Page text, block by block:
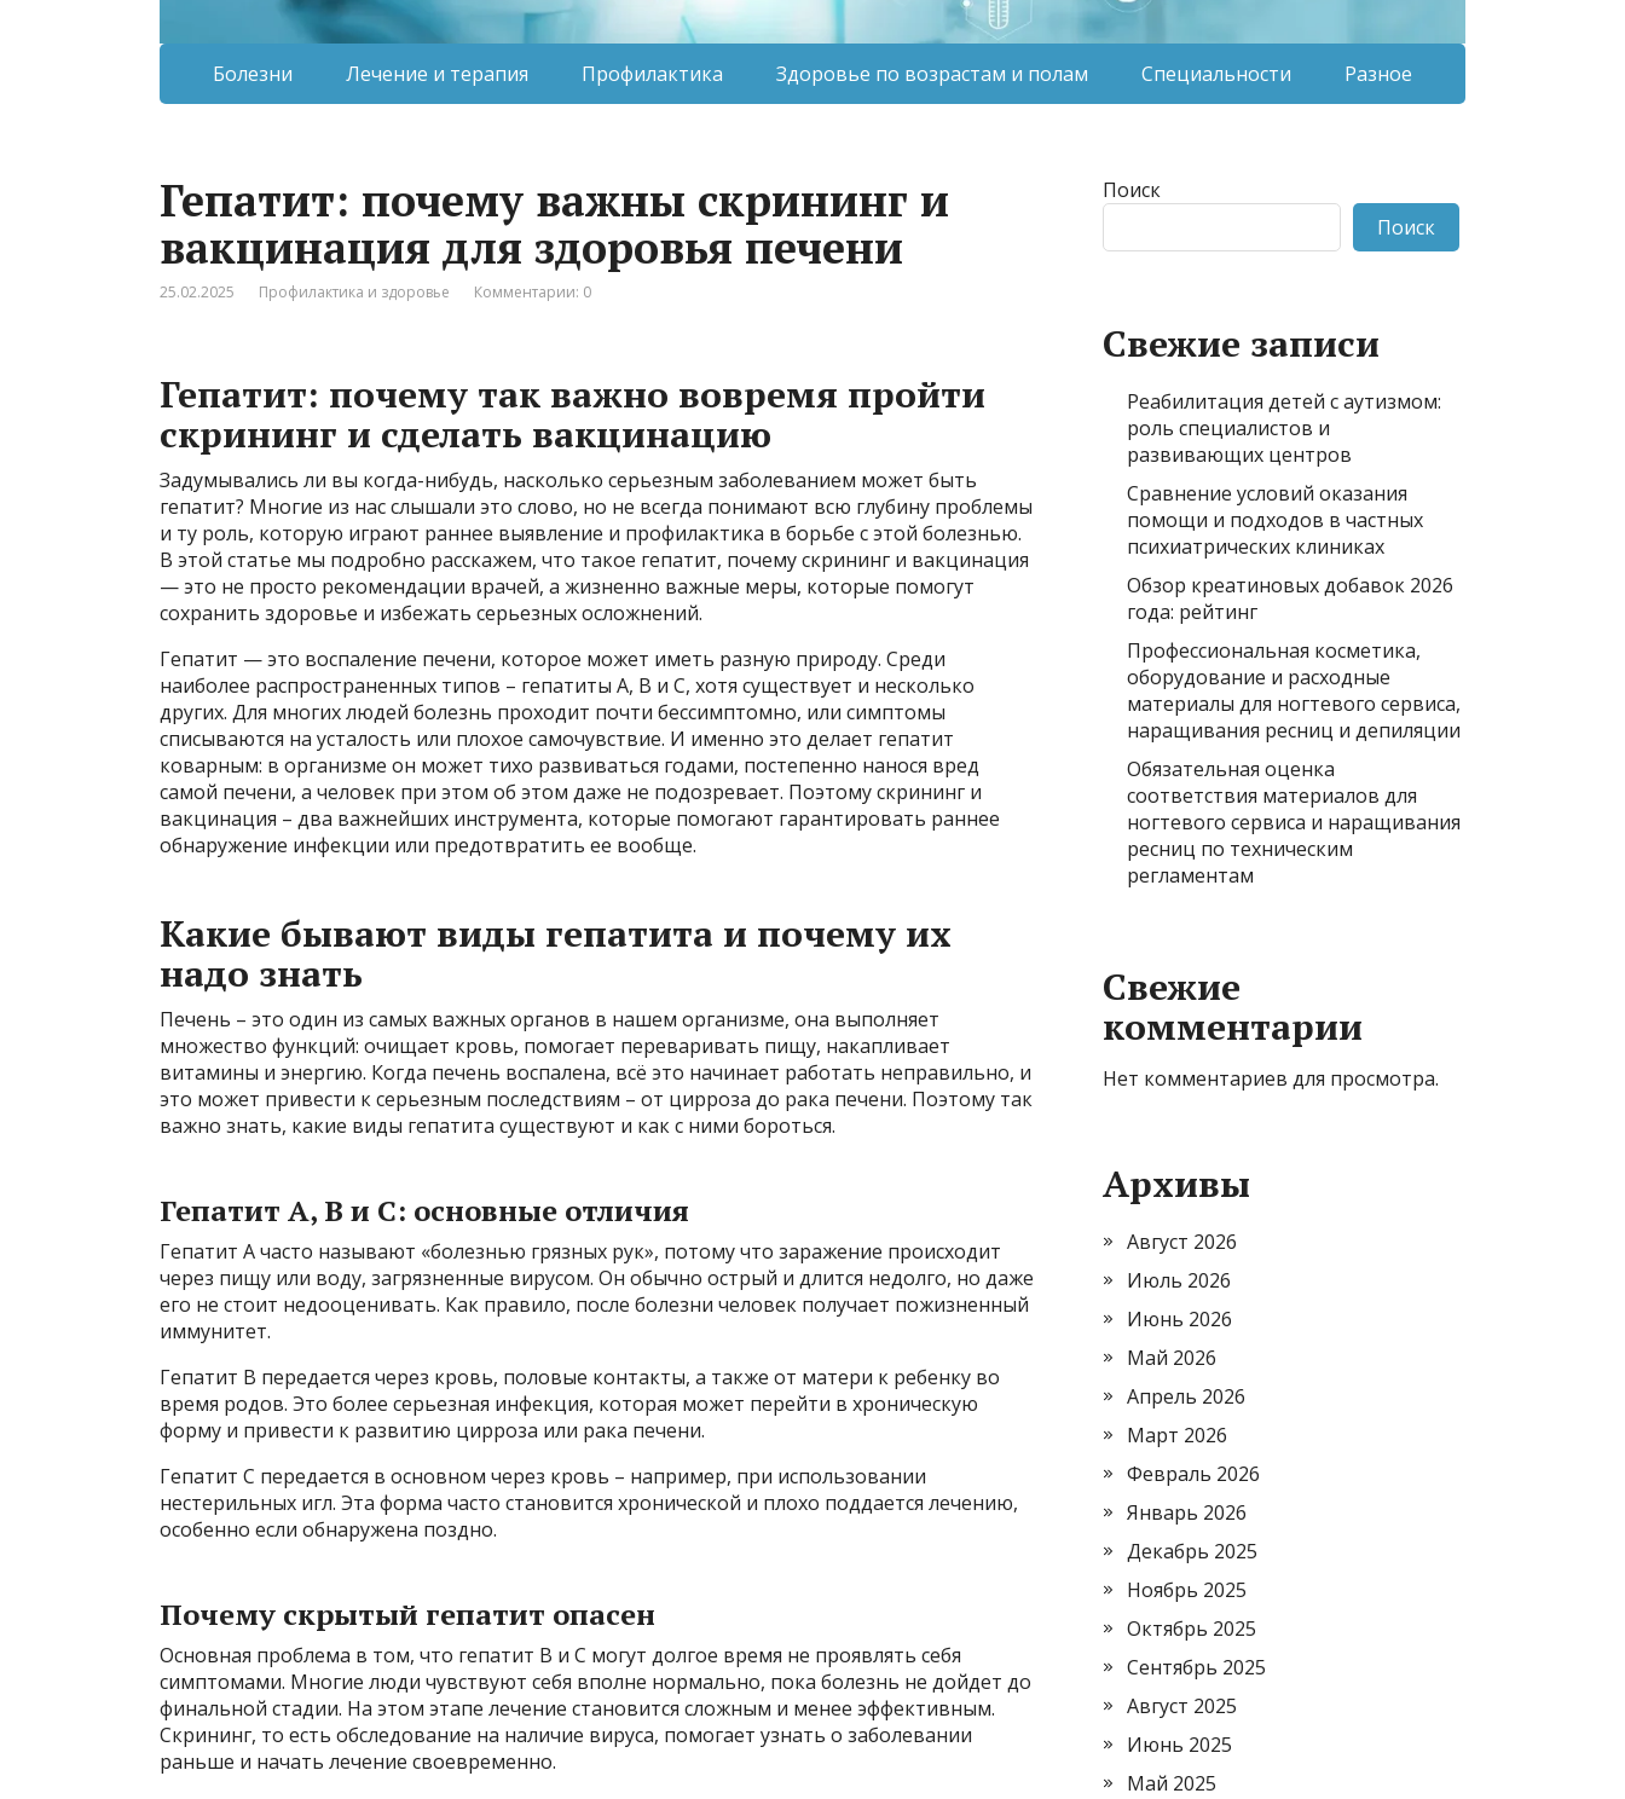
Болезни Лечение и терапия Профилактика Здоровье по возрастам и полам Специальности Разное
Гепатит: почему важны скрининг и
вакцинация для здоровья печени
25.02.2025 Профилактика и здоровье Комментарии: 0
Гепатит: почему так важно вовремя пройти
скрининг и сделать вакцинацию
Задумывались ли вы когда-нибудь, насколько серьезным заболеванием может быть
гепатит? Многие из нас слышали это слово, но не всегда понимают всю глубину проблемы
и ту роль, которую играют раннее выявление и профилактика в борьбе с этой болезнью.
В этой статье мы подробно расскажем, что такое гепатит, почему скрининг и вакцинация
— это не просто рекомендации врачей, а жизненно важные меры, которые помогут
сохранить здоровье и избежать серьезных осложнений.
Гепатит — это воспаление печени, которое может иметь разную природу. Среди
наиболее распространенных типов – гепатиты A, B и C, хотя существует и несколько
других. Для многих людей болезнь проходит почти бессимптомно, или симптомы
списываются на усталость или плохое самочувствие. И именно это делает гепатит
коварным: в организме он может тихо развиваться годами, постепенно нанося вред
самой печени, а человек при этом об этом даже не подозревает. Поэтому скрининг и
вакцинация – два важнейших инструмента, которые помогают гарантировать раннее
обнаружение инфекции или предотвратить ее вообще.
Какие бывают виды гепатита и почему их
надо знать
Печень – это один из самых важных органов в нашем организме, она выполняет
множество функций: очищает кровь, помогает переваривать пищу, накапливает
витамины и энергию. Когда печень воспалена, всё это начинает работать неправильно, и
это может привести к серьезным последствиям – от цирроза до рака печени. Поэтому так
важно знать, какие виды гепатита существуют и как с ними бороться.
Гепатит A, B и C: основные отличия
Гепатит A часто называют «болезнью грязных рук», потому что заражение происходит
через пищу или воду, загрязненные вирусом. Он обычно острый и длится недолго, но даже
его не стоит недооценивать. Как правило, после болезни человек получает пожизненный
иммунитет.
Гепатит B передается через кровь, половые контакты, а также от матери к ребенку во
время родов. Это более серьезная инфекция, которая может перейти в хроническую
форму и привести к развитию цирроза или рака печени.
Гепатит C передается в основном через кровь – например, при использовании
нестерильных игл. Эта форма часто становится хронической и плохо поддается лечению,
особенно если обнаружена поздно.
Почему скрытый гепатит опасен
Основная проблема в том, что гепатит B и C могут долгое время не проявлять себя
симптомами. Многие люди чувствуют себя вполне нормально, пока болезнь не дойдет до
финальной стадии. На этом этапе лечение становится сложным и менее эффективным.
Скрининг, то есть обследование на наличие вируса, помогает узнать о заболевании
раньше и начать лечение своевременно.
Поиск
Поиск
Свежие записи
Реабилитация детей с аутизмом:
роль специалистов и
развивающих центров
Сравнение условий оказания
помощи и подходов в частных
психиатрических клиниках
Обзор креатиновых добавок 2026
года: рейтинг
Профессиональная косметика,
оборудование и расходные
материалы для ногтевого сервиса,
наращивания ресниц и депиляции
Обязательная оценка
соответствия материалов для
ногтевого сервиса и наращивания
ресниц по техническим
регламентам
Свежие
комментарии
Нет комментариев для просмотра.
Архивы
Август 2026
Июль 2026
Июнь 2026
Май 2026
Апрель 2026
Март 2026
Февраль 2026
Январь 2026
Декабрь 2025
Ноябрь 2025
Октябрь 2025
Сентябрь 2025
Август 2025
Июнь 2025
Май 2025